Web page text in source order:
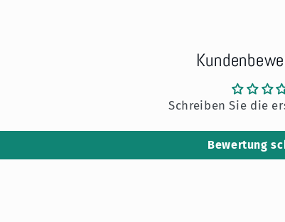
Schreiben Sie die
Bewertung